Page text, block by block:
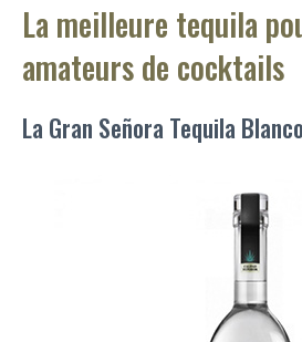
La meilleure tequila
amateurs de cocktails
La Gran Señora Tequila